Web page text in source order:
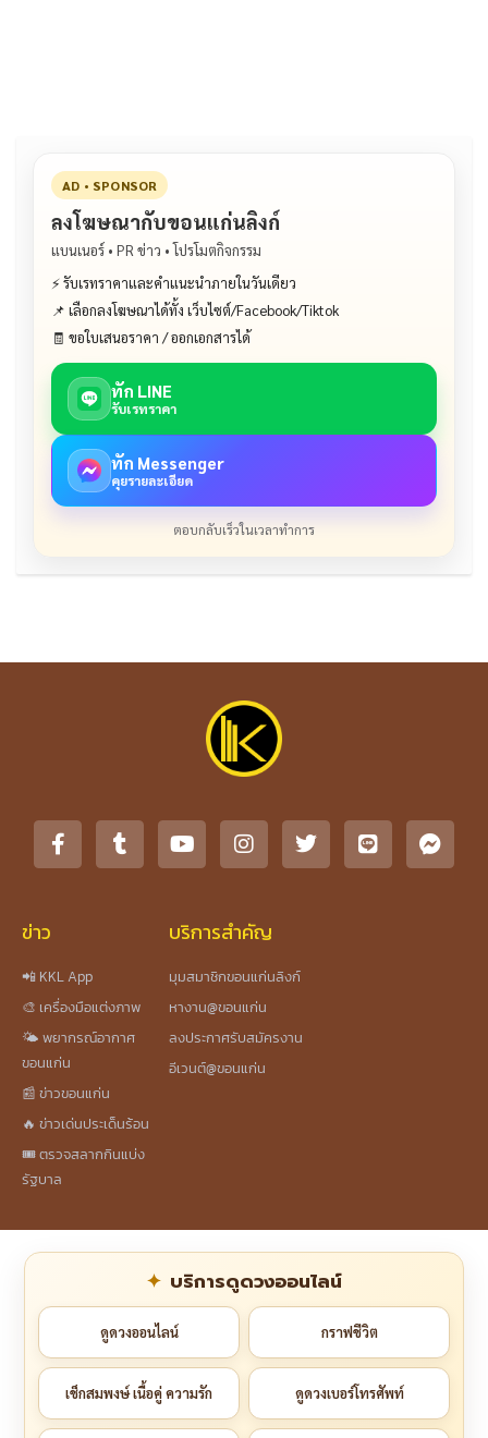
AD • SPONSOR
ลงโฆษณากับขอนแก่นลิงก์
แบนเนอร์ • PR ข่าว • โปรโมตกิจกรรม
⚡ รับเรทราคาและคำแนะนำภายในวันเดียว
📌 เลือกลงโฆษณาได้ทั้ง เว็บไซต์/Facebook/Tiktok
🧾 ขอใบเสนอราคา / ออกเอกสารได้
ทัก LINE
รับเรทราคา
ทัก Messenger
คุยรายละเอียด
ตอบกลับเร็วในเวลาทำการ
ข่าว
📲 KKL App
🎨 เครื่องมือแต่งภาพ
🌤️ พยากรณ์อากาศ
ขอนแก่น
📰 ข่าวขอนแก่น
🔥 ข่าวเด่นประเด็นร้อน
🎟️ ตรวจสลากกินแบ่ง
รัฐบาล
บริการสำคัญ
มุมสมาชิกขอนแก่นลิงก์
หางาน@ขอนแก่น
ลงประกาศรับสมัครงาน
อีเวนต์@ขอนแก่น
บริการดูดวงออนไลน์
ดูดวงออนไลน์ กราฟชีวิต
เช็กสมพงษ์ เนื้อคู่ ความรัก ดูดวงเบอร์โทรศัพท์